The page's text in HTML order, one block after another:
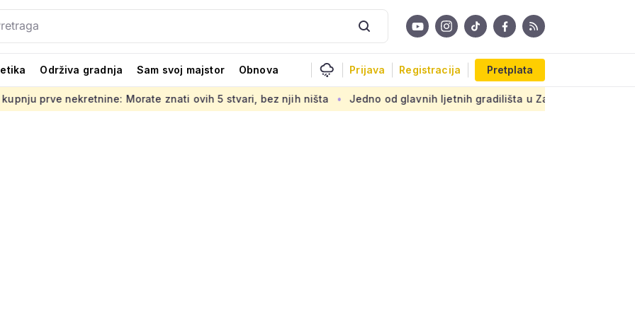
Održiva gradnja Sam svoj majstor Obnova Prijava Registracija Pretplata
Morate znati ovih 5 stvari, bez njih ništa Jedno od glavnih ljetnih gradilišta u Zagrebu: Novi armirani beton na